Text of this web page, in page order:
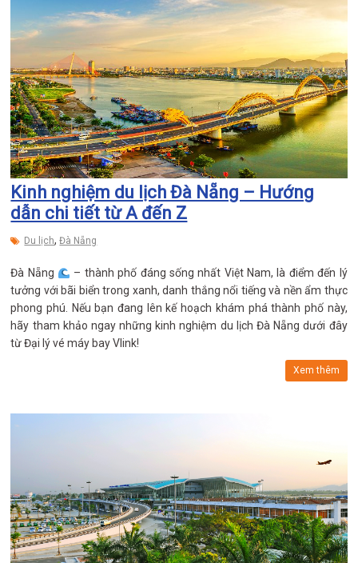
Kinh nghiệm du lịch Đà Nẵng – Hướng
dẫn chi tiết từ A đến Z
Du lịch,Đà Nẵng
Đà Nẵng
– thành phố đáng sống nhất Việt Nam, là điểm đến lý
tưởng với bãi biển trong xanh, danh thắng nổi tiếng và nền ẩm thực
phong phú. Nếu bạn đang lên kế hoạch khám phá thành phố này,
hãy tham khảo ngay những kinh nghiệm du lịch Đà Nẵng dưới đây
từ Đại lý vé máy bay Vlink!
Xem thêm